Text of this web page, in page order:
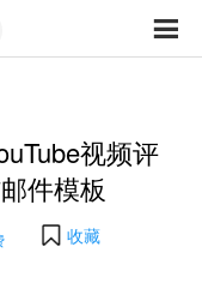
视频评
件模板
收藏